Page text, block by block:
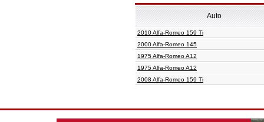
Auto
2010 Alfa-Romeo 159 Ti
2000 Alfa-Romeo 145
1975 Alfa-Romeo A12
1975 Alfa-Romeo A12
2008 Alfa-Romeo 159 Ti